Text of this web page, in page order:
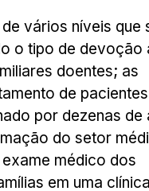
vários níveis que
o tipo de devoção
doentes; as
de pacientes
por dezenas de
do setor
médico dos
em uma